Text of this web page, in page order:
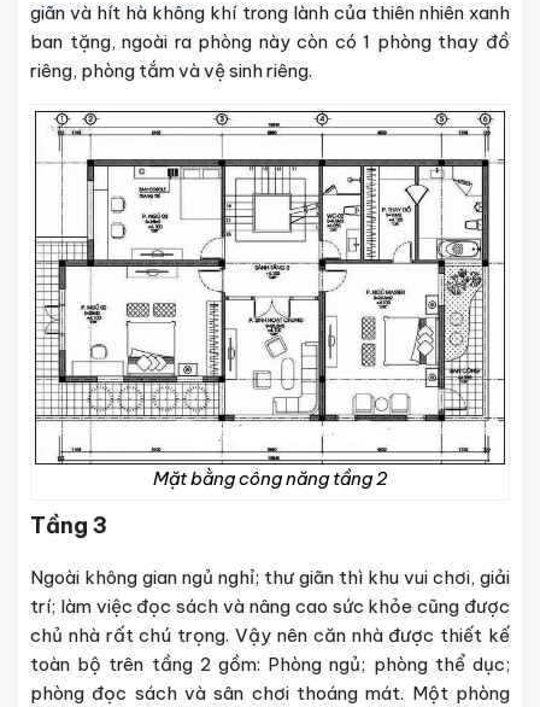
giãn và hít hà không khí trong lành của thiên nhiên xanh
ban tặng, ngoài ra phòng này còn có 1 phòng thay đồ
riêng, phòng tắm và vệ sinh riêng.
Mặt bằng công năng tầng 2
Tầng 3
Ngoài không gian ngủ nghỉ; thư giãn thì khu vui chơi, giải
trí; làm việc đọc sách và nâng cao sức khỏe cũng được
chủ nhà rất chú trọng. Vậy nên căn nhà được thiết kế
toàn bộ trên tầng 2 gồm: Phòng ngủ; phòng thể dục;
phòng đọc sách và sân chơi thoáng mát. Một phòng